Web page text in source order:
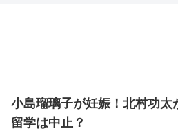
小島瑠璃子が妊娠！北村功太
留学は中止？